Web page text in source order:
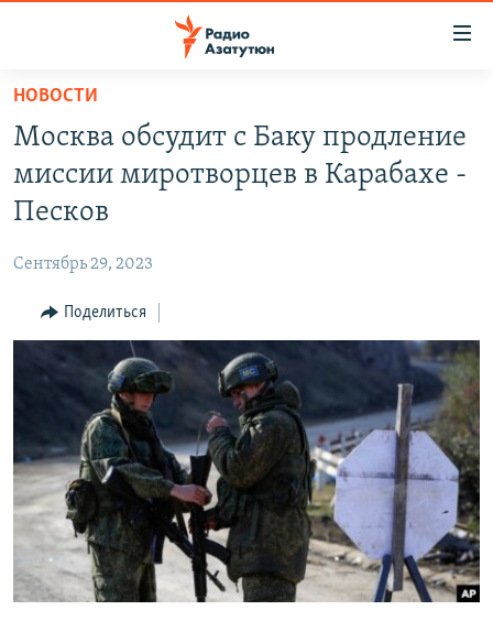
Перейти
основному
содержанию
Перейти
основной
навигации
Перейти
поиску
ПОЛИТИКА
ЭКОНОМИКА
РЕГИОН
НАГОРНЫЙ КАРАБАХ
КУЛЬТУРА
СПОРТ
АРХИВ
Հայերեն
English
НОВОСТИ
Москва обсудит с Баку продление
миссии миротворцев в Карабахе -
Песков
Сентябрь 29, 2023
Поделиться